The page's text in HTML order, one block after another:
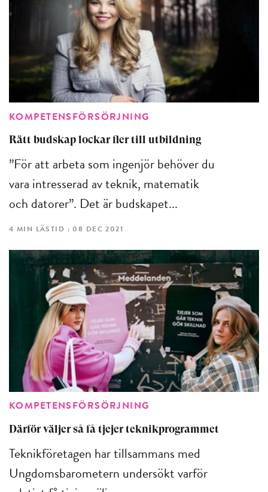
KOMPETENSFÖRSÖRJNING
Rätt budskap lockar fler till utbildning
”För att arbeta som ingenjör behöver du
vara intresserad av teknik, matematik
och datorer”. Det är budskapet...
4 MIN LÄSTID : 08 DEC 2021
KOMPETENSFÖRSÖRJNING
Därför väljer så få tjejer teknikprogrammet
Teknikföretagen har tillsammans med
Ungdomsbarometern undersökt varför